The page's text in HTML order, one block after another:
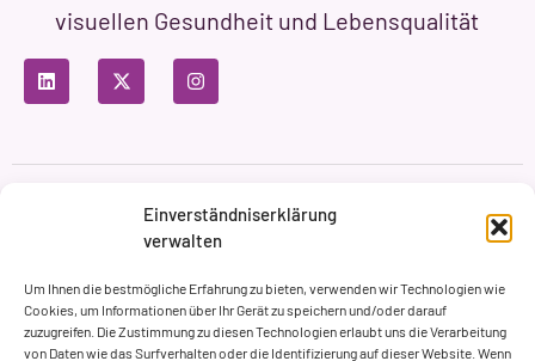
Einverständniserklärung
verwalten
Um Ihnen die bestmögliche Erfahrung zu bieten, verwenden wir Technologien wie
Cookies, um Informationen über Ihr Gerät zu speichern und/oder darauf
zuzugreifen. Die Zustimmung zu diesen Technologien erlaubt uns die Verarbeitung
von Daten wie das Surfverhalten oder die Identifizierung auf dieser Website. Wenn
visuellen Gesundheit und Lebensqualität
Datenschutzbestimmungen
Nutzungsbedingungen
Cookie-Richtlinie